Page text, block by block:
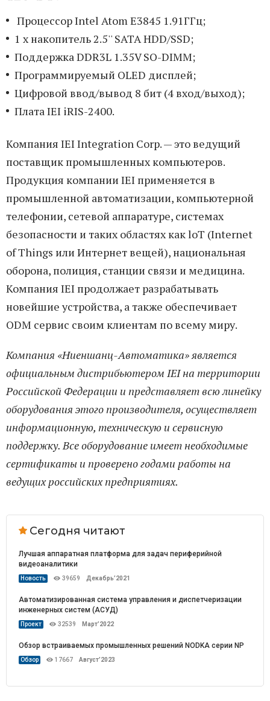
Процессор Intel Atom E3845 1.91ГГц;
1 x накопитель 2.5'' SATA HDD/SSD;
Поддержка DDR3L 1.35V SO-DIMM;
Программируемый OLED дисплей;
Цифровой ввод/вывод 8 бит (4 вход/выход);
Плата IEI iRIS-2400.
Компания IEI Integration Corp. — это ведущий
поставщик промышленных компьютеров.
Продукция компании IEI применяется в
промышленной автоматизации, компьютерной
телефонии, сетевой аппаратуре, системах
безопасности и таких областях как loT (Internet
of Things или Интернет вещей), национальная
оборона, полиция, станции связи и медицина.
Компания IEI продолжает разрабатывать
новейшие устройства, а также обеспечивает
ODM сервис своим клиентам по всему миру.
Компания «Ниеншанц-Автоматика» является
официальным дистрибьютером IEI на территории
Российской Федерации и представляет всю линейку
оборудования этого производителя, осуществляет
информационную, техническую и сервисную
поддержку. Все оборудование имеет необходимые
сертификаты и проверено годами работы на
ведущих российских предприятиях.
Сегодня читают
Лучшая аппаратная платформа для задач периферийной
видеоаналитики
Новость 39659 Декабрь’2021
Автоматизированная система управления и диспетчеризации
инженерных систем (АСУД)
Проект 32539 Март’2022
Обзор встраиваемых промышленных решений NODKA серии NP
Обзор 17667 Август’2023